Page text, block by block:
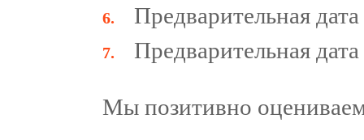
Предварительная
Предварительная
Мы позитивно